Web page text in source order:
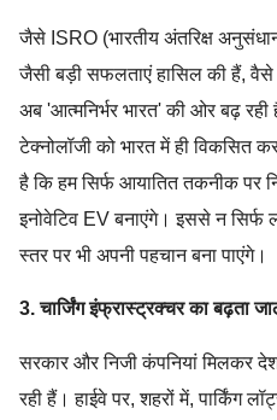
जैसे ISRO (भारतीय अंतरिक्ष
जैसी बड़ी सफलताएं हासिल की हैं, वैसे
अब 'आत्मनिर्भर भारत' की ओर बढ़ रही
टेक्नोलॉजी को भारत में ही विकसित
है कि हम सिर्फ आयातित तकनीक पर
इनोवेटिव EV बनाएंगे। इससे न सिर्फ
स्तर पर भी अपनी पहचान बना पाएंगे।
3. चार्जिंग इंफ्रास्ट्रक्चर का बढ़ता
सरकार और निजी कंपनियां मिलकर
रही हैं। हाईवे पर, शहरों में, पार्किंग